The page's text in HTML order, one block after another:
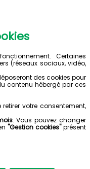
Certaines
(réseaux sociaux, vidéo,
des cookies pour
contenu hébergé par ces
votre consentement,
. Vous pouvez changer
"Gestion cookies"présent